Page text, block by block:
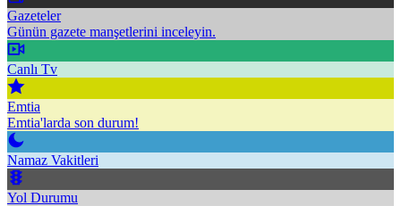
Gazeteler
Günün gazete manşetlerini inceleyin.
Canlı Tv
Emtia
Emtia'larda son durum!
Namaz Vakitleri
Yol Durumu